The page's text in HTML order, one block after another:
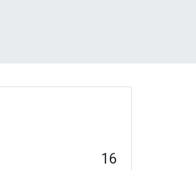
16